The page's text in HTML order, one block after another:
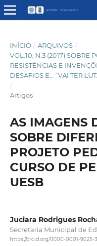
INÍCIO / ARQUIVOS /
VOL.10, N.3 (2017) SOBRE
RESISTÊNCIAS E
DESAFIOS E... “VAI TER
/
Artigos
AS IMAGENS
SOBRE
PROJETO
CURSO DE
UESB
Juciara Rodrigues
Secretaria Municipal de
https://orcid.org/0000-0001-9025-